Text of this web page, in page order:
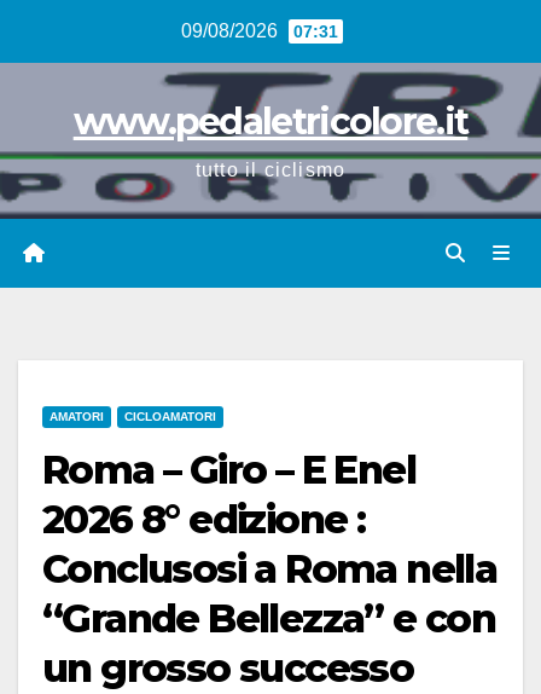
09/08/2026 07:31
www.pedaletricolore.it
tutto il ciclismo
AMATORI CICLOAMATORI
Roma – Giro – E Enel
2026 8° edizione :
Conclusosi a Roma nella
“Grande Bellezza” e con
un grosso successo